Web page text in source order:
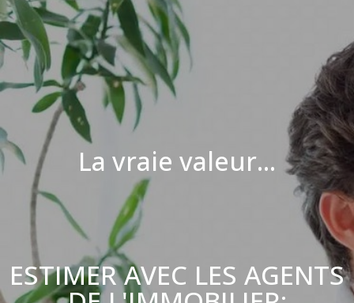
La vraie valeur...
ESTIMER AVEC LES AGENTS